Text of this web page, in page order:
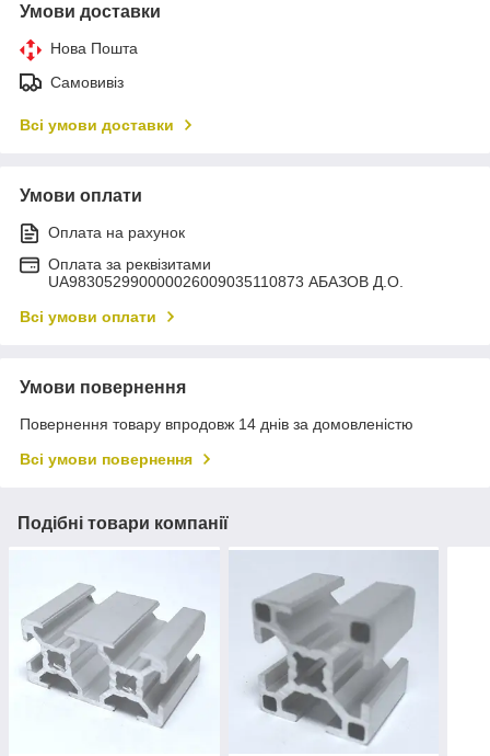
Умови доставки
Нова Пошта
Самовивіз
Всі умови доставки
Умови оплати
Оплата на рахунок
Оплата за реквізитами
UA983052990000026009035110873 АБАЗОВ Д.О.
Всі умови оплати
Умови повернення
Повернення товару впродовж 14 днів за домовленістю
Всі умови повернення
Подібні товари компанії